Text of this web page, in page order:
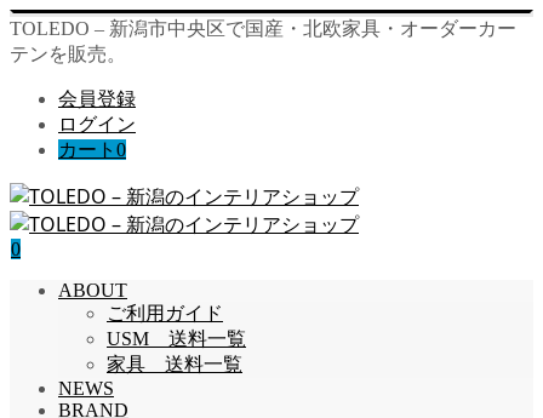
TOLEDO – 新潟市中央区で国産・北欧家具・オーダーカー
テンを販売。
会員登録
ログイン
カート 0
0
ABOUT
ご利用ガイド
USM 送料一覧
家具 送料一覧
NEWS
BRAND